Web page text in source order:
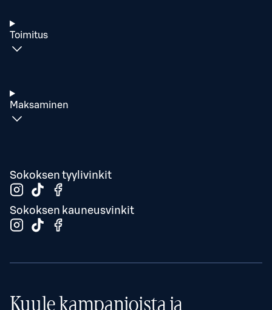
Toimitus
Maksaminen
Sokoksen tyylivinkit
Sokoksen kauneusvinkit
Kuule kampanjoista ja